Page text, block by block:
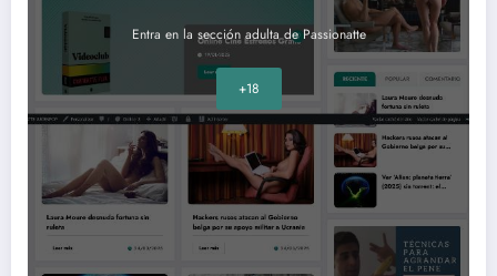
Entra en la sección adulta de Passionatte
+18